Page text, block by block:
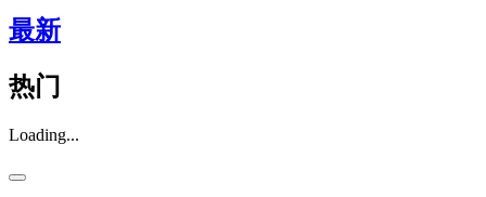
最新
热门
Loading...